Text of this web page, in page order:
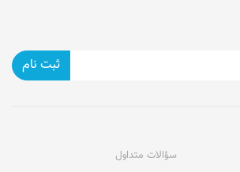
ثبت نام
سؤالات متداول